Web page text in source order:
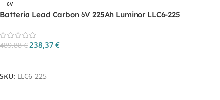
6V
Batteria Lead Carbon 6V 225Ah Luminor LLC6-225
489,88€ 238,37 €
SKU: LLC6-225